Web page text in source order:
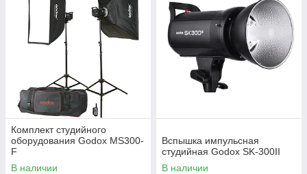
Комплект студийного
оборудования Godox MS300-
F
В наличии
Вспышка импульсная
студийная Godox SK-300II
В наличии